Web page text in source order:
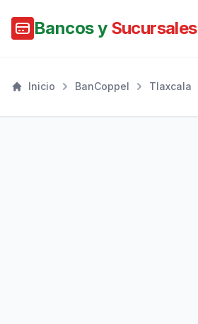
Bancos y Sucursales
Inicio BanCoppel Tlaxcala